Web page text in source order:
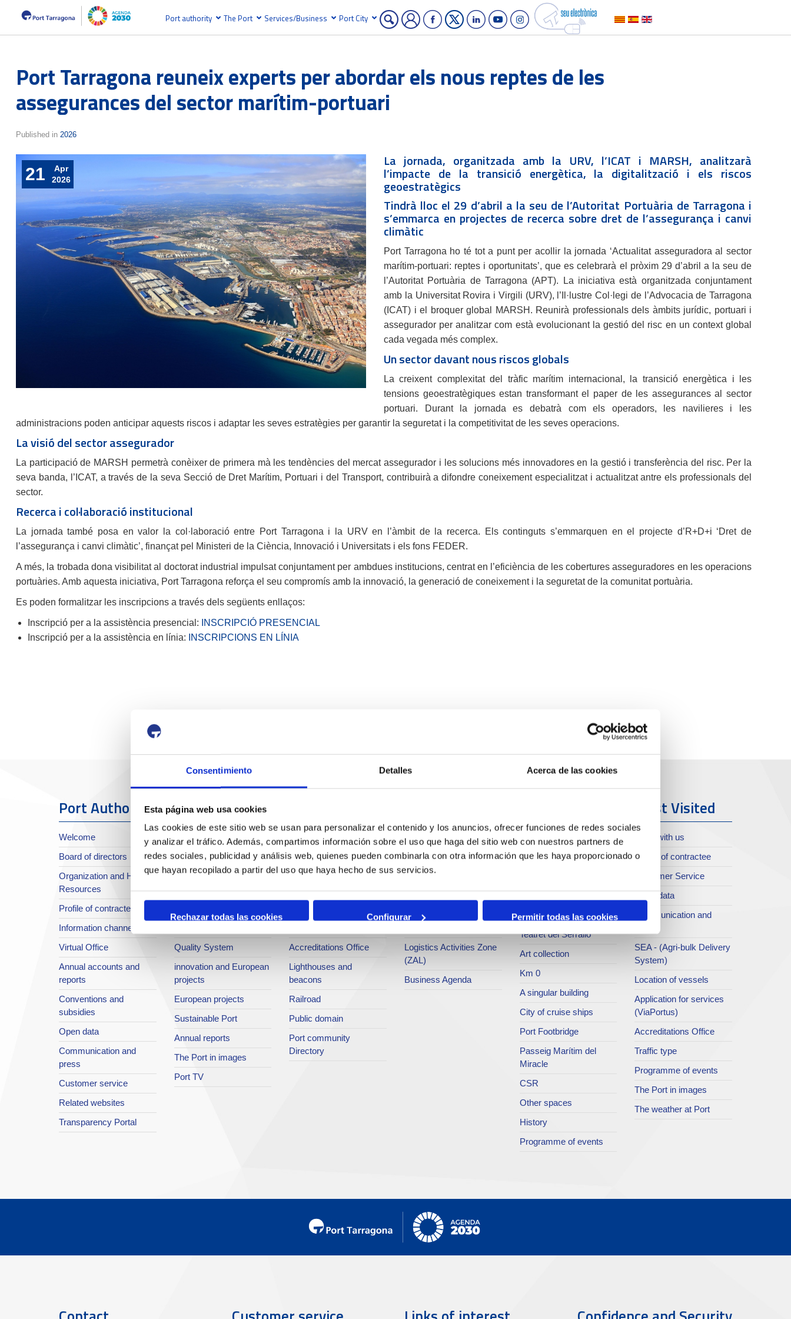
Consentimiento Detalles Acerca de las cookies
Esta página web usa cookies
Las cookies de este sitio web se usan para personalizar el contenido y los anuncios, ofrecer funciones de redes sociales
y analizar el tráfico. Además, compartimos información sobre el uso que haga del sitio web con nuestros partners de
redes sociales, publicidad y análisis web, quienes pueden combinarla con otra información que les haya proporcionado o
que hayan recopilado a partir del uso que haya hecho de sus servicios.
Rechazar todas las cookies Configurar Permitir todas las cookies
Port authority The Port Services/Business Port City
Port Tarragona reuneix experts per abordar els nous reptes de les
assegurances del sector marítim-portuari
Published in 2026
21
Apr
2026
La jornada, organitzada amb la URV, l’ICAT i MARSH, analitzarà
l’impacte de la transició energètica, la digitalització i els riscos
geoestratègics
Tindrà lloc el 29 d’abril a la seu de l’Autoritat Portuària de Tarragona i
s’emmarca en projectes de recerca sobre dret de l’assegurança i canvi
climàtic
Port Tarragona ho té tot a punt per acollir la jornada ‘Actualitat asseguradora al sector
marítim-portuari: reptes i oportunitats’, que es celebrarà el pròxim 29 d’abril a la seu de
l’Autoritat Portuària de Tarragona (APT). La iniciativa està organitzada conjuntament
amb la Universitat Rovira i Virgili (URV), l’Il·lustre Col·legi de l’Advocacia de Tarragona
(ICAT) i el broquer global MARSH. Reunirà professionals dels àmbits jurídic, portuari i
assegurador per analitzar com està evolucionant la gestió del risc en un context global
cada vegada més complex.
Un sector davant nous riscos globals
La creixent complexitat del tràfic marítim internacional, la transició energètica i les
tensions geoestratègiques estan transformant el paper de les assegurances al sector
portuari. Durant la jornada es debatrà com els operadors, les navilieres i les
administracions poden anticipar aquests riscos i adaptar les seves estratègies per garantir la seguretat i la competitivitat de les seves operacions.
La visió del sector assegurador
La participació de MARSH permetrà conèixer de primera mà les tendències del mercat assegurador i les solucions més innovadores en la gestió i transferència del risc. Per la
seva banda, l’ICAT, a través de la seva Secció de Dret Marítim, Portuari i del Transport, contribuirà a difondre coneixement especialitzat i actualitzat antre els professionals del
sector.
Recerca i col·laboració institucional
La jornada també posa en valor la col·laboració entre Port Tarragona i la URV en l’àmbit de la recerca. Els continguts s’emmarquen en el projecte d’R+D+i ‘Dret de
l’assegurança i canvi climàtic’, finançat pel Ministeri de la Ciència, Innovació i Universitats i els fons FEDER.
A més, la trobada dona visibilitat al doctorat industrial impulsat conjuntament per ambdues institucions, centrat en l’eficiència de les cobertures asseguradores en les operacions
portuàries. Amb aquesta iniciativa, Port Tarragona reforça el seu compromís amb la innovació, la generació de coneixement i la seguretat de la comunitat portuària.
Es poden formalitzar les inscripcions a través dels següents enllaços:
Inscripció per a la assistència presencial:
INSCRIPCIÓ PRESENCIAL
Inscripció per a la assistència en línia:
INSCRIPCIONS EN LÍNIA
Port Authority
Welcome
Board of directors
Organization and Human
Resources
Profile of contractee
Information channel
Virtual Office
Annual accounts and
reports
Conventions and
subsidies
Open data
Communication and
press
Customer service
Related websites
Transparency Portal
The Port
About the Port
Location or Access
Strategic planning
Quality System
innovation and European
projects
European projects
Sustainable Port
Annual reports
The Port in images
Port TV
Operations and port
services
Bunkering
Commercial services
Accreditations Office
Lighthouses and
beacons
Railroad
Public domain
Port community
Directory
Traffic type
Statistics
SEA - (Agri-bulk Delivery
System)
Logistics Activities Zone
(ZAL)
Business Agenda
Moll de Costa
Port archive
Port Museum
Teatret del Serrallo
Art collection
Km 0
A singular building
City of cruise ships
Port Footbridge
Passeig Marítim del
Miracle
CSR
Other spaces
History
Programme of events
Most Visited
Work with us
Profile of contractee
Customer Service
Open data
Communication and
SEA - (Agri-bulk Delivery
System)
Location of vessels
Application for services
(ViaPortus)
Accreditations Office
Traffic type
Programme of events
The Port in images
The weather at Port